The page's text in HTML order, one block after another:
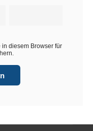
in diesem Browser für